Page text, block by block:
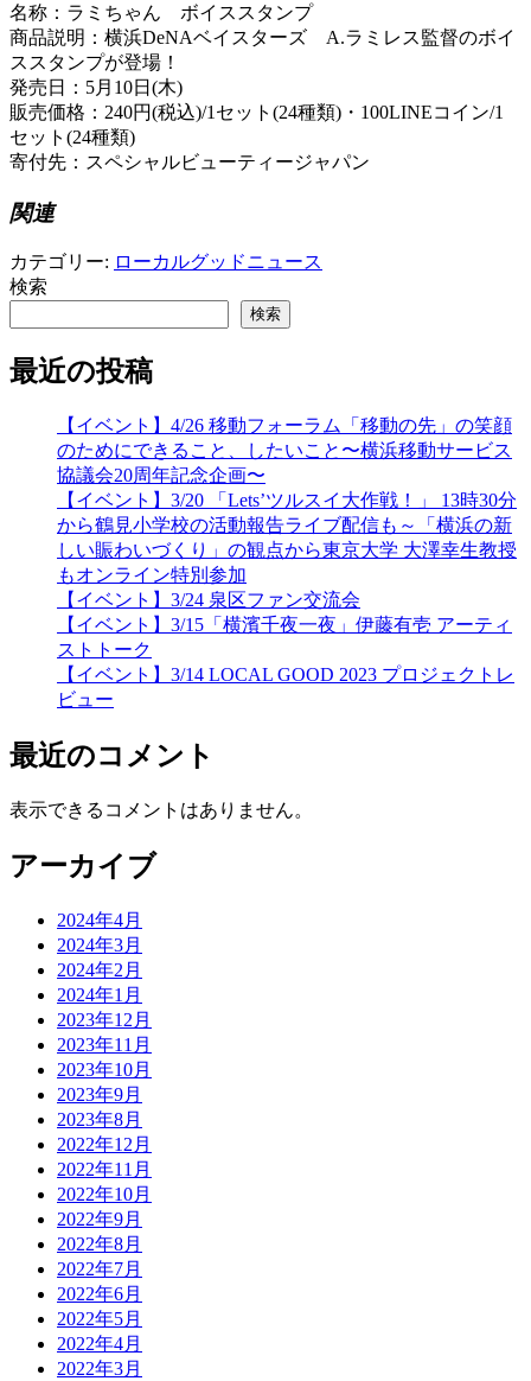
名称：ラミちゃん ボイススタンプ
商品説明：横浜DeNAベイスターズ A.ラミレス監督のボイ
ススタンプが登場！
発売日：5月10日(木)
販売価格：240円(税込)/1セット(24種類)・100LINEコイン/1
セット(24種類)
寄付先：スペシャルビューティージャパン
関連
カテゴリー: ローカルグッドニュース
検索
検索
最近の投稿
【イベント】4/26 移動フォーラム「移動の先」の笑顔
のためにできること、したいこと〜横浜移動サービス
協議会20周年記念企画〜
【イベント】3/20 「Lets’ツルスイ大作戦！」 13時30分
から鶴見小学校の活動報告ライブ配信も～「横浜の新
しい賑わいづくり」の観点から東京大学 大澤幸生教授
もオンライン特別参加
【イベント】3/24 泉区ファン交流会
【イベント】3/15「横濱千夜一夜」伊藤有壱 アーティ
ストトーク
【イベント】3/14 LOCAL GOOD 2023 プロジェクトレ
ビュー
最近のコメント
表示できるコメントはありません。
アーカイブ
2024年4月
2024年3月
2024年2月
2024年1月
2023年12月
2023年11月
2023年10月
2023年9月
2023年8月
2022年12月
2022年11月
2022年10月
2022年9月
2022年8月
2022年7月
2022年6月
2022年5月
2022年4月
2022年3月